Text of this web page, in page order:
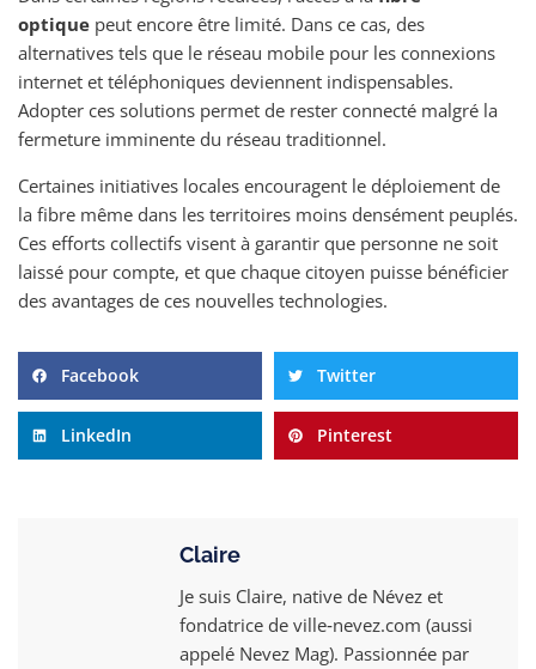
optique peut encore être limité. Dans ce cas, des
alternatives tels que le réseau mobile pour les connexions
internet et téléphoniques deviennent indispensables.
Adopter ces solutions permet de rester connecté malgré la
fermeture imminente du réseau traditionnel.
Certaines initiatives locales encouragent le déploiement de
la fibre même dans les territoires moins densément peuplés.
Ces efforts collectifs visent à garantir que personne ne soit
laissé pour compte, et que chaque citoyen puisse bénéficier
des avantages de ces nouvelles technologies.
Facebook Twitter
LinkedIn Pinterest
Claire
Je suis Claire, native de Névez et
fondatrice de ville‑nevez.com (aussi
appelé Nevez Mag). Passionnée par